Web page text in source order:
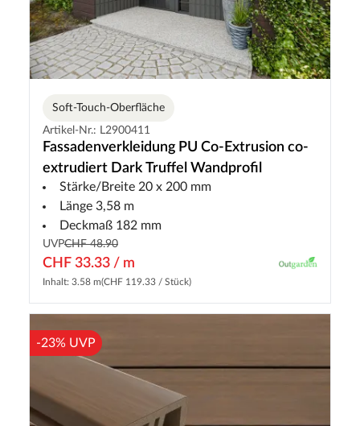
Soft-Touch-Oberfläche
Artikel-Nr.: L2900411
Fassadenverkleidung PU Co-Extrusion co-
extrudiert Dark Truffel Wandprofil
Stärke/Breite 20 x 200 mm
Länge 3,58 m
Deckmaß 182 mm
UVPCHF 48.90
CHF 33.33 / m
Inhalt: 3.58 m(CHF 119.33 / Stück)
-23% UVP